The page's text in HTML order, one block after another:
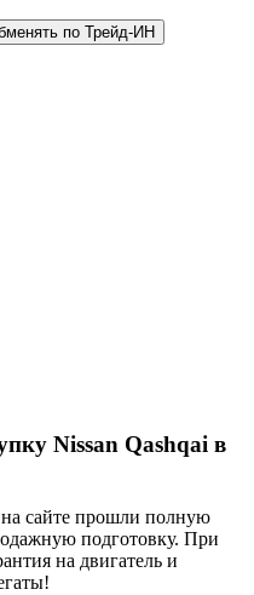
по Трейд-ИН
Nissan Qashqai в
сайте прошли полную
подготовку. При
на двигатель и